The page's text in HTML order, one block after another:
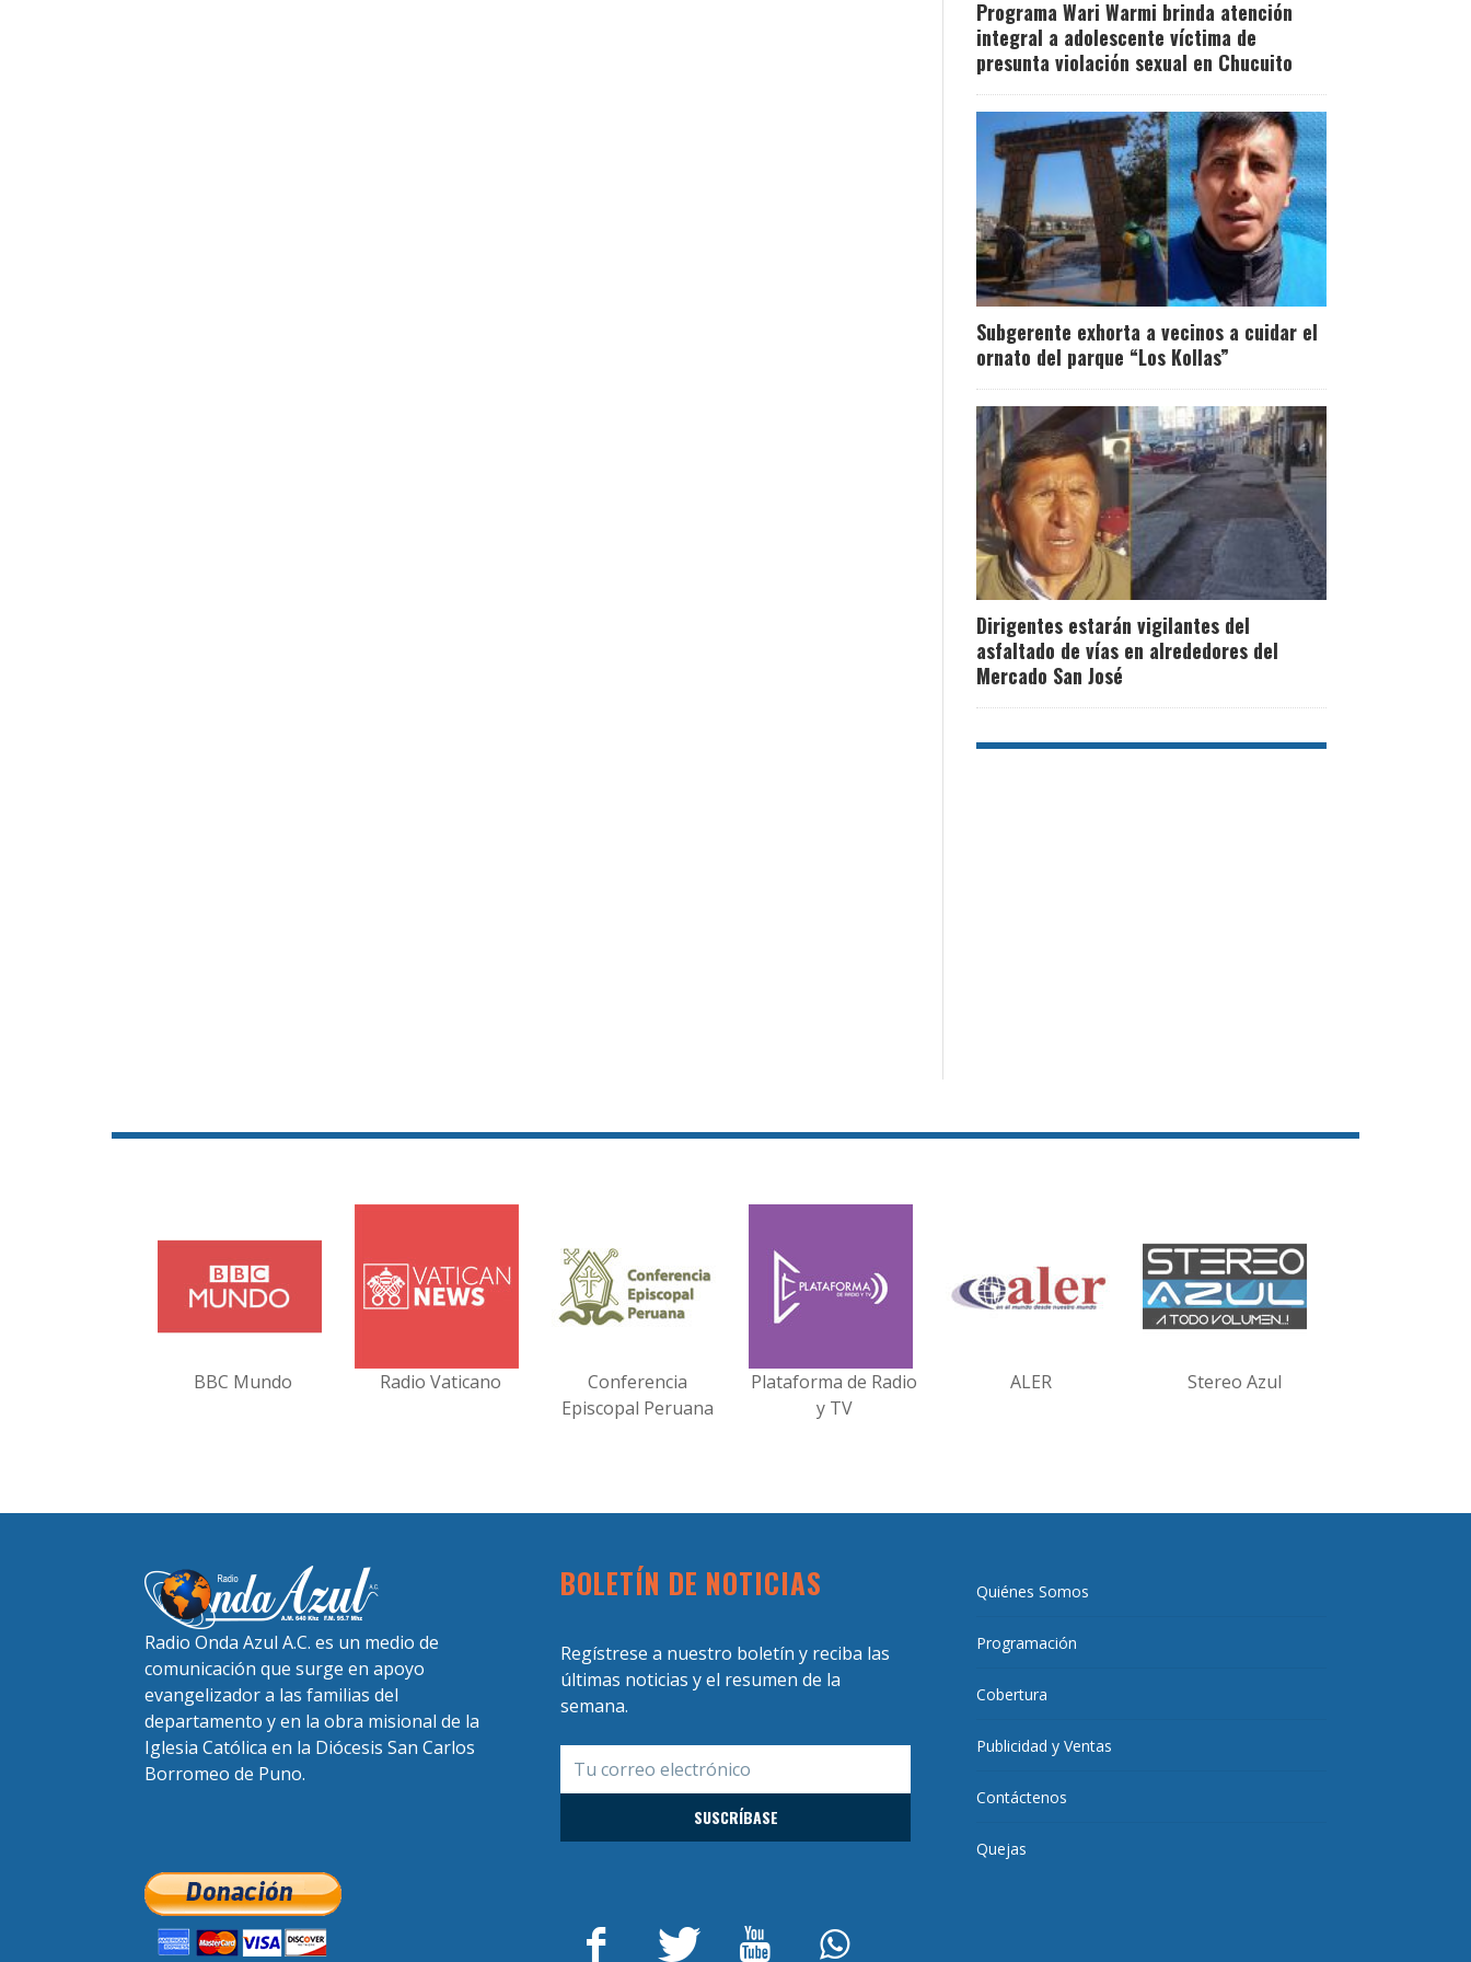
Programa Wari Warmi brinda atención
integral a adolescente víctima de
presunta violación sexual en Chucuito
Subgerente exhorta a vecinos a cuidar el
ornato del parque “Los Kollas”
Dirigentes estarán vigilantes del
asfaltado de vías en alrededores del
Mercado San José
BBC Mundo Radio Vaticano
Conferencia
Episcopal Peruana
Plataforma de Radio
y TV
ALER Stereo Azul
Radio Onda Azul A.C. es un medio de
comunicación que surge en apoyo
evangelizador a las familias del
departamento y en la obra misional de la
Iglesia Católica en la Diócesis San Carlos
Borromeo de Puno.
BOLETÍN DE NOTICIAS
Regístrese a nuestro boletín y reciba las
últimas noticias y el resumen de la
semana.
Quiénes Somos
Programación
Cobertura
Publicidad y Ventas
Contáctenos
Quejas